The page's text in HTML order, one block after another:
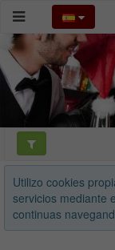
Utilizo cookies
servicios mediante
continuas